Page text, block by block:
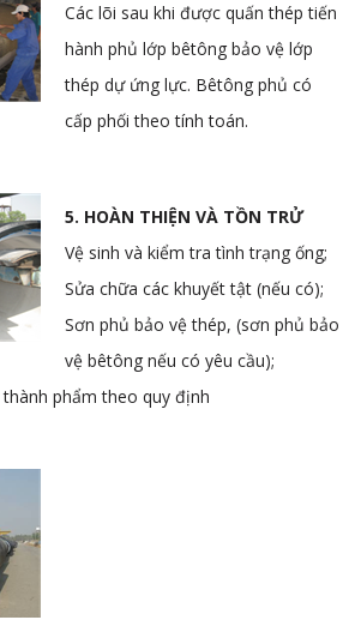
Các lõi sau khi được quấn thép tiến
hành phủ lớp bêtông bảo vệ lớp
thép dự ứng lực. Bêtông phủ có
cấp phối theo tính toán.
5. HOÀN THIỆN VÀ TỒN TRỬ
Vệ sinh và kiểm tra tình trạng ống;
Sửa chữa các khuyết tật (nếu có);
Sơn phủ bảo vệ thép, (sơn phủ bảo
vệ bêtông nếu có yêu cầu);
phẩm theo quy định